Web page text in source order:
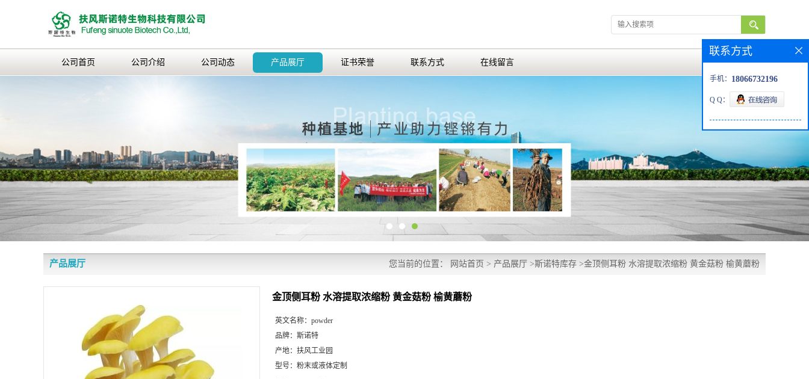
公司首页 公司介绍 公司动态 产品展厅 证书荣誉 联系方式 在线留言
产品展厅 您当前的位置： 网站首页 > 产品展厅 >斯诺特库存 >金顶侧耳粉 水溶提取浓缩粉 黄金菇粉 榆黄蘑粉
金顶侧耳粉 水溶提取浓缩粉 黄金菇粉 榆黄蘑粉
英文名称： powder
品牌： 斯诺特
产地： 扶风工业园
型号： 粉末或液体定制
联系方式
手机： 18066732196
Q Q：